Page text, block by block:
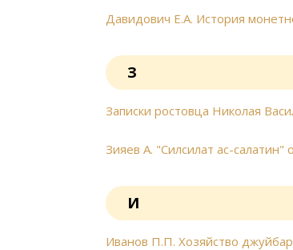
Давидович Е.А. История
З
Записки ростовца Николая
Зияев А. "Силсилат ас-салатин"
И
Иванов П.П. Хозяйство